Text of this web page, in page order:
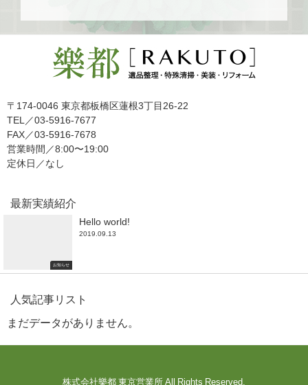
〒174-0046 東京都板橋区蓮根3丁目26-22
TEL／03-5916-7677
FAX／03-5916-7678
営業時間／8:00〜19:00
定休日／なし
最新実績紹介
お知らせ
Hello world!
2019.09.13
人気記事リスト
まだデータがありません。
株式会社樂都 東京営業所 All Rights Reserved.